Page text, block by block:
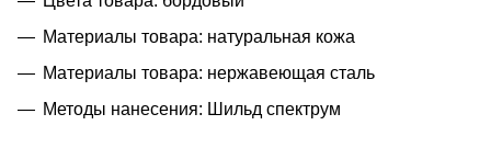
Материалы товара: натуральная кожа
Материалы товара: нержавеющая cталь
Методы нанесения: Шильд спектрум